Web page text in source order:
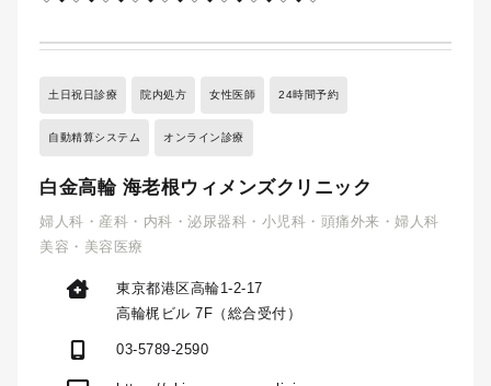
土日祝日診療 院内処方 女性医師 24時間予約
自動精算システム オンライン診療
白金高輪 海老根ウィメンズクリニック
婦人科・産科・内科・泌尿器科・小児科・頭痛外来・婦人科
美容・美容医療
東京都港区高輪1-2-17
高輪梶ビル 7F（総合受付）
03-5789-2590